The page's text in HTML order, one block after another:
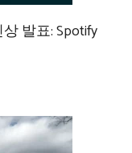
발표: Spotify